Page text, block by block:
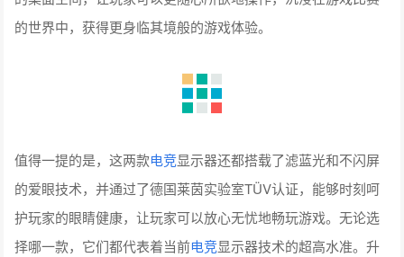
的世界中，获得更身临其境般的游戏体验。
值得一提的是，这两款电竞显示器还都搭载了滤蓝光和不闪屏
的爱眼技术，并通过了德国莱茵实验室TÜV认证，能够时刻呵
护玩家的眼睛健康，让玩家可以放心无忧地畅玩游戏。无论选
择哪一款，它们都代表着当前电竞显示器技术的超高水准。升